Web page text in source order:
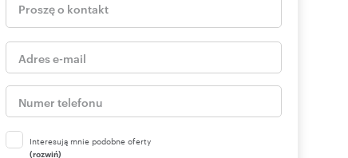
Interesują mnie podobne oferty
(rozwiń)